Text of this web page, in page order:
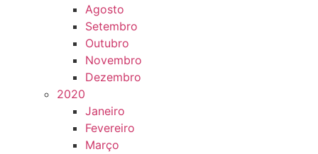
Agosto
Setembro
Outubro
Novembro
Dezembro
2020
Janeiro
Fevereiro
Março